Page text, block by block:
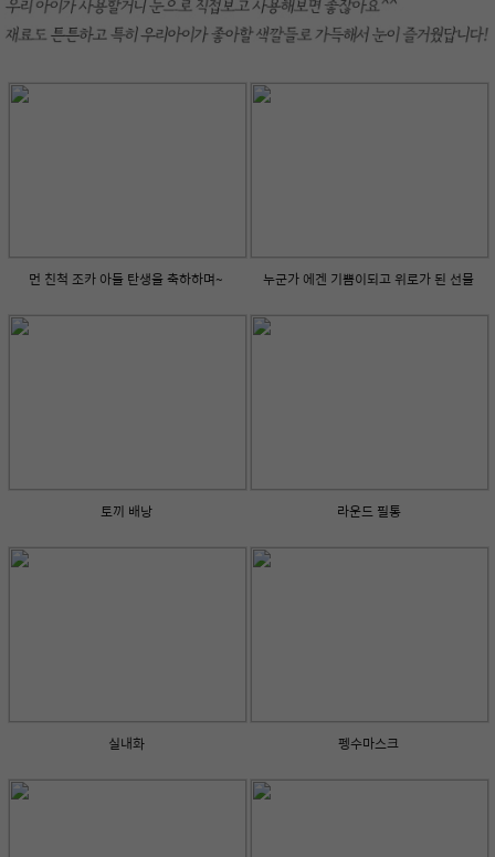
먼 친척 조카 아들 탄생을 축하하며~ 누군가 에겐 기쁨이되고 위로가 된 선물
토끼 배낭 라운드 필통
실내화 펭수마스크